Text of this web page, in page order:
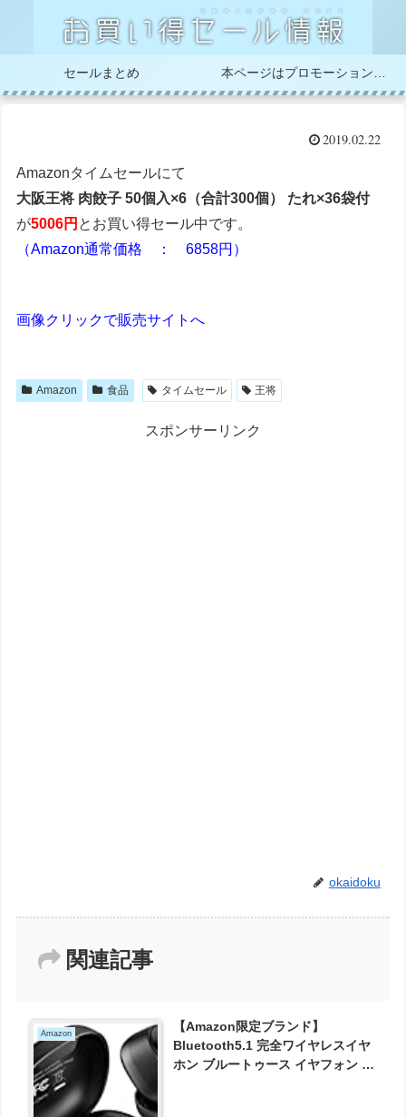
セールまとめ
2019.02.22
Amazonタイムセールにて
大阪王将 肉餃子 50個入×6（合計300個） たれ×36袋付
が5006円 とお買い得セール中です。
（Amazon通常価格 ： 6858円）
画像クリックで販売サイトへ
Amazon 食品 タイムセール 王将
スポンサーリンク
okaidoku
関連記事
Amazon
【Amazon限定ブランド】
Bluetooth5.1 完全ワイヤレスイヤ
ホン ブルートゥース イヤフォン 小